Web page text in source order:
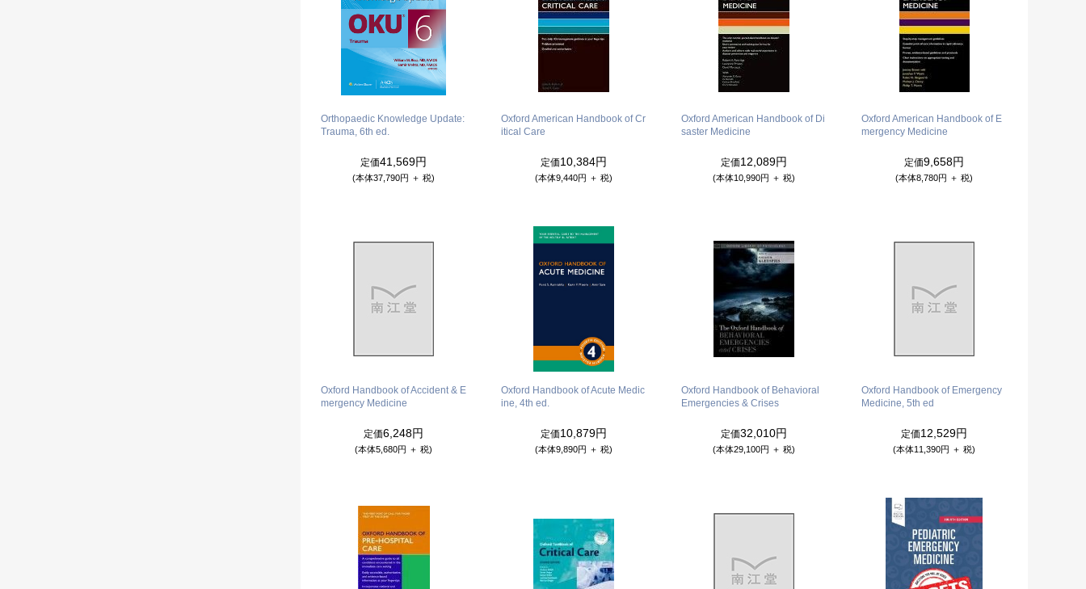
Orthopaedic Knowledge Update:
Trauma, 6th ed.
定価41,569円
(本体37,790円 ＋ 税)
Oxford American Handbook of Cr
itical Care
定価10,384円
(本体9,440円 ＋ 税)
Oxford American Handbook of Di
saster Medicine
定価12,089円
(本体10,990円 ＋ 税)
Oxford American Handbook of E
mergency Medicine
定価9,658円
(本体8,780円 ＋ 税)
Oxford Handbook of Accident & E
mergency Medicine
定価6,248円
(本体5,680円 ＋ 税)
Oxford Handbook of Acute Medic
ine, 4th ed.
定価10,879円
(本体9,890円 ＋ 税)
Oxford Handbook of Behavioral
Emergencies & Crises
定価32,010円
(本体29,100円 ＋ 税)
Oxford Handbook of Emergency
Medicine, 5th ed
定価12,529円
(本体11,390円 ＋ 税)